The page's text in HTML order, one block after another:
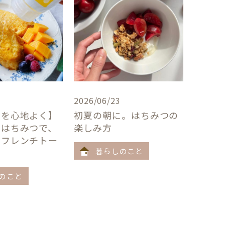
心地よく】
ちみつで、
レンチトー
こと
2026/06/23
初夏の朝に。はちみつの
楽しみ方
暮らしのこと